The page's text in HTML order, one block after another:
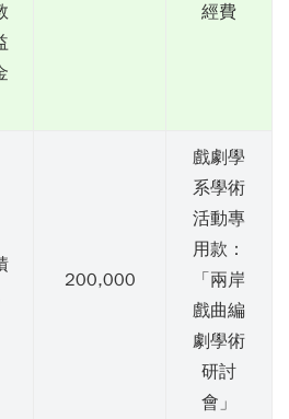
經費
200,000
戲劇學
系學術
活動專
用款：
「兩岸
戲曲編
劇學術
研討
會」